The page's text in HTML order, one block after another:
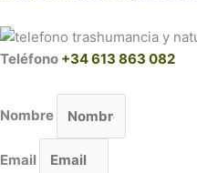
Teléfono +34 613 863 082
Nombre
Email